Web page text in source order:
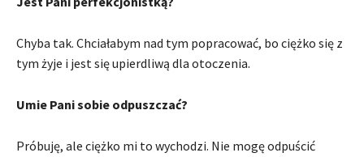
Chyba tak. Chciałabym nad tym popracować, bo ciężko się z
tym żyje i jest się upierdliwą dla otoczenia.
Umie Pani sobie odpuszczać?
Próbuję, ale ciężko mi to wychodzi. Nie mogę odpuścić